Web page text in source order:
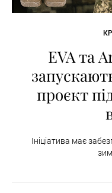
EVA та
проєкт
Ініціатива має